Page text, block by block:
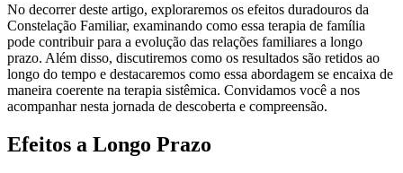
No decorrer deste artigo, exploraremos os efeitos duradouros da
Constelação Familiar, examinando como essa terapia de família
pode contribuir para a evolução das relações familiares a longo
prazo. Além disso, discutiremos como os resultados são retidos ao
longo do tempo e destacaremos como essa abordagem se encaixa de
maneira coerente na terapia sistêmica. Convidamos você a nos
acompanhar nesta jornada de descoberta e compreensão.
Efeitos a Longo Prazo